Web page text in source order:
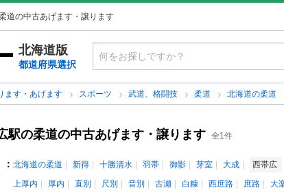
道の中古あげます・譲ります
北海道版
都道府県選択
ます・あげます スポーツ 武道、格闘技 柔道 北海道の柔道
駅の柔道の中古あげます・譲ります 全1件
： 北海道の柔道 新得 十勝清水 羽帯 御影 芽室 大成 西帯広
上厚内
厚内 直別 尺別 音別 古瀬 白糠 西庶路 庶路 大